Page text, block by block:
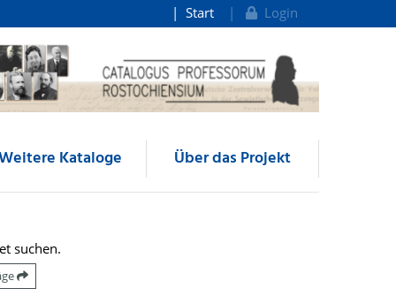
Start Login
Kataloge Über das Projekt
suchen.